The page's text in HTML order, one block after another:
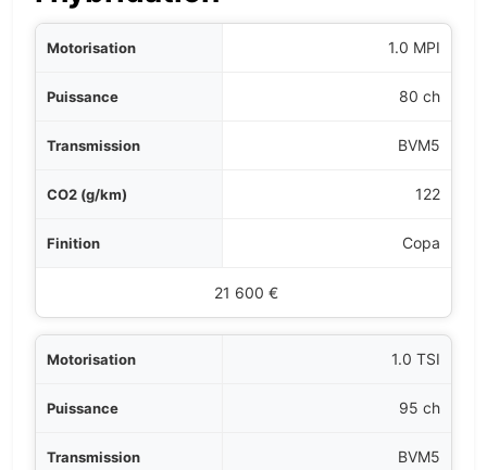
1.0 MPI
80 ch
BVM5
122
Copa
21 600 €
1.0 TSI
95 ch
BVM5